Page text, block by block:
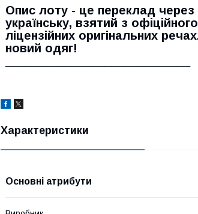
Опис лоту - це переклад через
українську, взятий з
ліцензійних оригінальних
новий одяг!
Характеристики
Основні атрибути